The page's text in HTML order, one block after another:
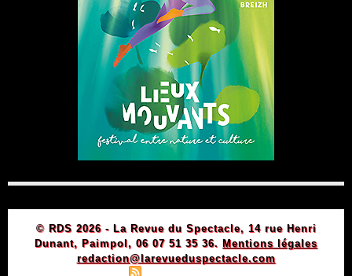
© RDS 2026 - La Revue du Spectacle, 14 rue Henri
Dunant, Paimpol, 06 07 51 35 36. Mentions légales
redaction@larevueduspectacle.com